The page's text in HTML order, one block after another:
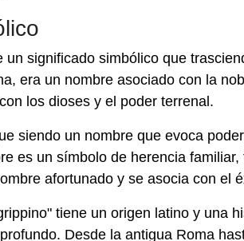
un significado simbólico que
era un nombre asociado con la
los dioses y el poder terrenal.
siendo un nombre que evoca
es un símbolo de herencia
afortunado y se asocia con el
tiene un origen latino y una
Desde la antigua Roma